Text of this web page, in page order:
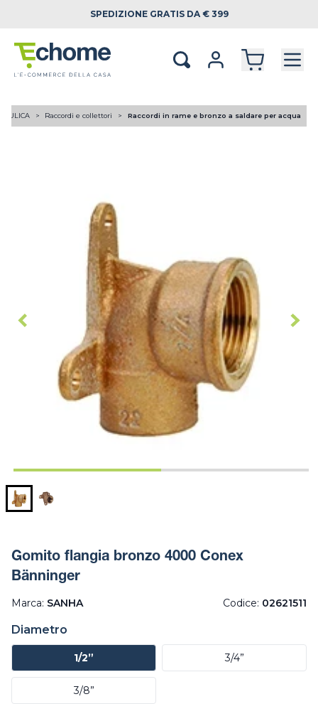
SPEDIZIONE GRATIS DA € 399
Raccordi e collettori Raccordi in rame e bronzo a saldare per acqua
Gomito flangia bronzo 4000 Conex
Bänninger
Marca: SANHA Codice: 02621511
Diametro
1/2” 3/4”
3/8”